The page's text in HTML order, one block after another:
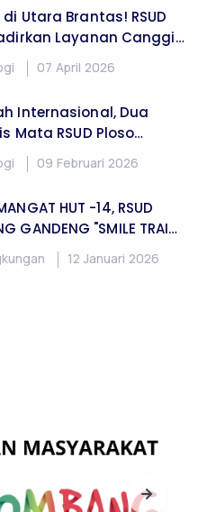
Utara Brantas! RSUD
Layanan Canggih
07 April 2026
Internasional, Dua
Mata RSUD Ploso
di APAO Congress
09 Februari 2026
HUT -14, RSUD
GANDENG "SMILE TRAIN"
15 PASIEN BIBIR
12 Januari 2026